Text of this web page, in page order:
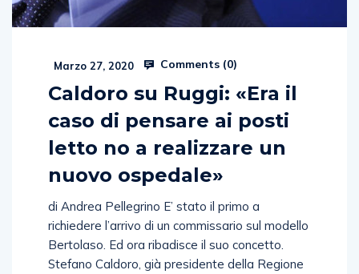
Marzo 27, 2020 Comments (0)
Caldoro su Ruggi: «Era il
caso di pensare ai posti
letto no a realizzare un
nuovo ospedale»
di Andrea Pellegrino E’ stato il primo a
richiedere l’arrivo di un commissario sul modello
Bertolaso. Ed ora ribadisce il suo concetto.
Stefano Caldoro, già presidente della Regione